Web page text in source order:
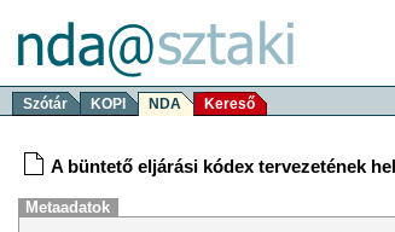
Szótár KOPI NDA Kereső
A büntető eljárási kódex tervezetének
Metaadatok